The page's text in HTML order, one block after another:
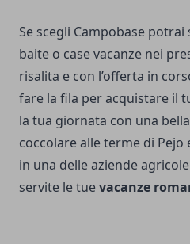
Se scegli Campobase
baite o case vacanze nei
risalita e con l’offerta in
fare la fila per acquistare il
la tua giornata con una
coccolare alle terme di Pejo
in una delle aziende
servite le tuevacanze